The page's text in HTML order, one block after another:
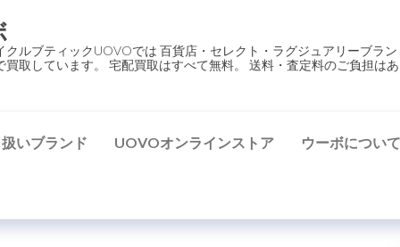
ルブティックUOVOでは 百貨店・セレクト・ラグジュアリーブラ
取しています。 宅配買取はすべて無料。 送料・査定料のご負担は
いブランド UOVOオンラインストア ウーボについて